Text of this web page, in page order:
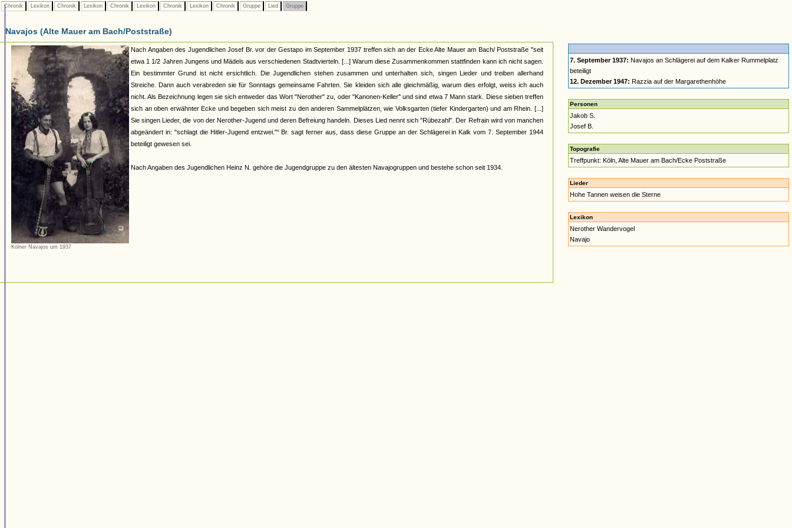
Chronik Lexikon Chronik Lexikon Chronik Lexikon Chronik Lexikon Chronik Gruppe Lied Gruppe
Navajos (Alte Mauer am Bach/Poststraße)
Kölner Navajos um 1937
Nach Angaben des Jugendlichen Josef Br. vor der Gestapo im September 1937 treffen sich an der Ecke Alte Mauer am Bach/ Poststraße "seit
etwa 1 1/2 Jahren Jungens und Mädels aus verschiedenen Stadtvierteln. [...] Warum diese Zusammenkommen stattfinden kann ich nicht sagen.
Ein bestimmter Grund ist nicht ersichtlich. Die Jugendlichen stehen zusammen und unterhalten sich, singen Lieder und treiben allerhand
Streiche. Dann auch verabreden sie für Sonntags gemeinsame Fahrten. Sie kleiden sich alle gleichmäßig, warum dies erfolgt, weiss ich auch
nicht. Als Bezeichnung legen sie sich entweder das Wort "Nerother" zu, oder "Kanonen-Keller" und sind etwa 7 Mann stark. Diese sieben treffen
sich an oben erwähnter Ecke und begeben sich meist zu den anderen Sammelplätzen, wie Volksgarten (tiefer Kindergarten) und am Rhein. [...]
Sie singen Lieder, die von der Nerother-Jugend und deren Befreiung handeln. Dieses Lied nennt sich "Rübezahl". Der Refrain wird von manchen
abgeändert in: "schlagt die Hitler-Jugend entzwei."“ Br. sagt ferner aus, dass diese Gruppe an der Schlägerei in Kalk vom 7. September 1944
beteiligt gewesen sei.
Nach Angaben des Jugendlichen Heinz N. gehöre die Jugendgruppe zu den ältesten Navajogruppen und bestehe schon seit 1934.
7. September 1937: Navajos an Schlägerei auf dem Kalker Rummelplatz
beteiligt
12. Dezember 1947: Razzia auf der Margarethenhöhe
Personen
Jakob S.
Josef B.
Topografie
Treffpunkt: Köln, Alte Mauer am Bach/Ecke Poststraße
Lieder
Hohe Tannen weisen die Sterne
Lexikon
Nerother Wandervogel
Navajo